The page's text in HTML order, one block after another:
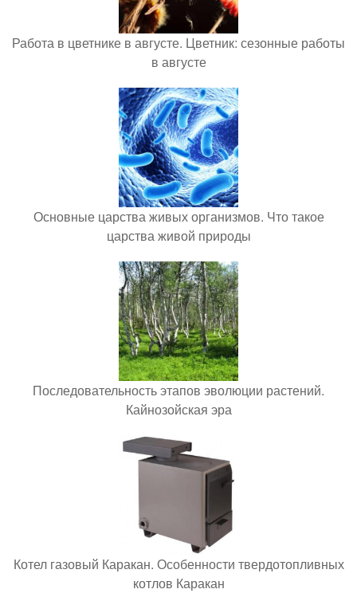
Работа в цветнике в августе. Цветник: сезонные работы
в августе
Основные царства живых организмов. Что такое
царства живой природы
Последовательность этапов эволюции растений.
Кайнозойская эра
Котел газовый Каракан. Особенности твердотопливных
котлов Каракан